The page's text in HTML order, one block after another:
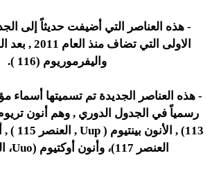
- هذه العناصر التي أضيفت حديثاً إلى
واليفرموريوم (116 ).
- هذه العناصر الجديدة تم تسميتها أسماء
العنصر 117)، وأنون أوكتيوم (Uuo، العنصر 118).